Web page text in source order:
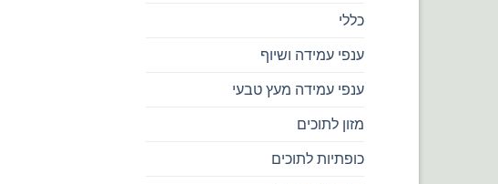
כללי
ענפי עמידה ושיוף
ענפי עמידה מעץ טבעי
מזון לתוכים
כופתיות לתוכים